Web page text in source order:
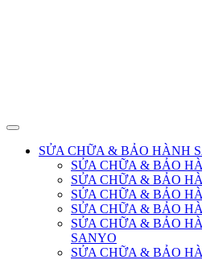
SỬA CHỮA & BẢO HÀNH
SỬA CHỮA & BẢO
SỬA CHỮA & BẢO
SỬA CHỮA & BẢO
SỬA CHỮA & BẢO
SỬA CHỮA & BẢO
SANYO
SỬA CHỮA & BẢO